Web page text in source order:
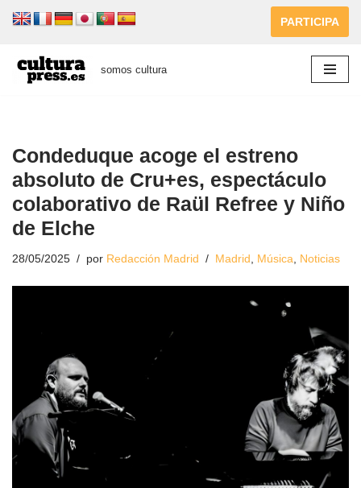
al
contenido
PARTICIPA
somos cultura
Condeduque acoge el estreno
absoluto de Cru+es, espectáculo
colaborativo de Raül Refree y Niño
de Elche
28/05/2025 por Redacción Madrid Madrid Música Noticias